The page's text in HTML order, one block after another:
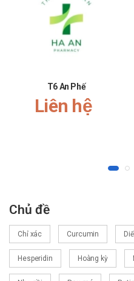
Sự yêu mến và tin tưởng của
niềm tự hào và là sự thành
Nhà thuốc Hà An chúc bạn
T6 An Phế
Liên hệ
Chủ đề
Chỉ xác Curcumin
Hesperidin Hoàng kỳ